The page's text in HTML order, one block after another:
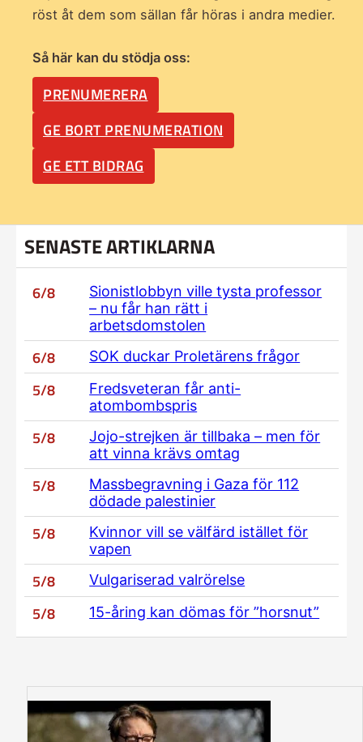
röst åt dem som sällan får höras i andra medier.
Så här kan du stödja oss:
PRENUMERERA
GE BORT PRENUMERATION
GE ETT BIDRAG
SENASTE ARTIKLARNA
6/8
Sionistlobbyn ville tysta professor
– nu får han rätt i
arbetsdomstolen
6/8 SOK duckar Proletärens frågor
5/8
Fredsveteran får anti-
atombombspris
5/8
Jojo-strejken är tillbaka – men för
att vinna krävs omtag
5/8
Massbegravning i Gaza för 112
dödade palestinier
5/8
Kvinnor vill se välfärd istället för
vapen
5/8 Vulgariserad valrörelse
5/8 15-åring kan dömas för ”horsnut”